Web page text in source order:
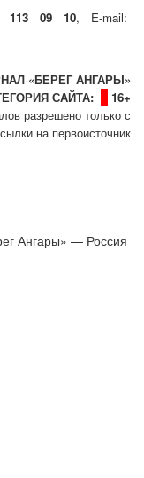
113 09 10, E-mail:
«БЕРЕГ АНГАРЫ»
САЙТА:
16+
разрешено только с
на первоисточник
Ангары» — Россия